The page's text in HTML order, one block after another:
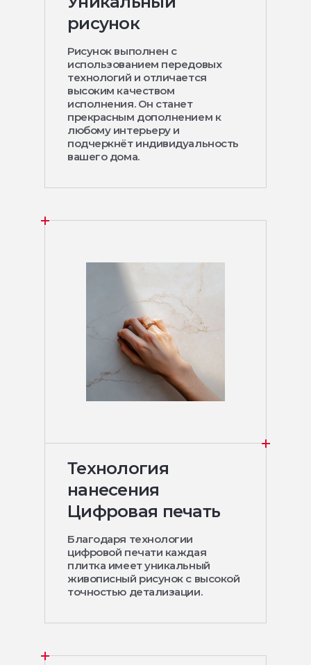
рисунок
Рисунок выполнен с
использованием передовых
технологий и отличается
высоким качеством
исполнения. Он станет
прекрасным дополнением к
любому интерьеру и
подчеркнёт индивидуальность
вашего дома.
Технология
нанесения
Цифровая печать
Благодаря технологии
цифровой печати каждая
плитка имеет уникальный
живописный рисунок с высокой
точностью детализации.